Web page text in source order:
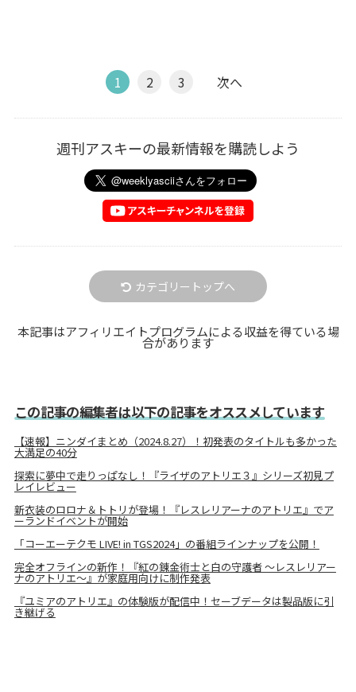
1 2 3 次へ
週刊アスキーの最新情報を購読しよう
カテゴリートップへ
本記事はアフィリエイトプログラムによる収益を得ている場
合があります
この記事の編集者は以下の記事をオススメしています
【速報】ニンダイまとめ（2024.8.27）！初発表のタイトルも多かった
大満足の40分
探索に夢中で走りっぱなし！『ライザのアトリエ３』シリーズ初見プ
レイレビュー
新衣装のロロナ＆トトリが登場！『レスレリアーナのアトリエ』でア
ーランドイベントが開始
「コーエーテクモ LIVE! in TGS2024」の番組ラインナップを公開！
完全オフラインの新作！『紅の錬金術士と白の守護者 ～レスレリアー
ナのアトリエ～』が家庭用向けに制作発表
『ユミアのアトリエ』の体験版が配信中！セーブデータは製品版に引
き継げる